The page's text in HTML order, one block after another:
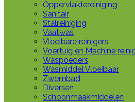
Oppervlaktereiniging
Sanitair
Stalreiniging
Vaatwas
Vloeibare reinigers
Voertuig en Machine
Waspoeders
Wasmiddel Vloeibaar
Zwembad
Diversen
Schoonmaakmiddelen